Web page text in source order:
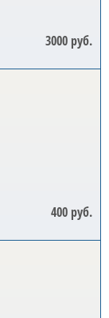
3000 руб.
400 руб.